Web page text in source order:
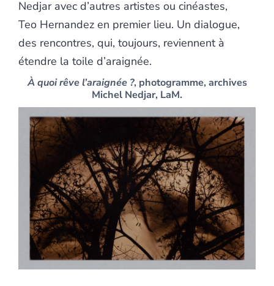
Nedjar avec d’autres artistes ou cinéastes,
Teo Hernandez en premier lieu. Un dialogue,
des rencontres, qui, toujours, reviennent à
étendre la toile d’araignée.
Àquoi rêve l’araignée ?, photogramme, archives
Michel Nedjar, LaM.